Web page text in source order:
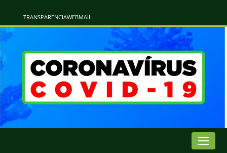
TRANSPARENCIAWEBMAIL